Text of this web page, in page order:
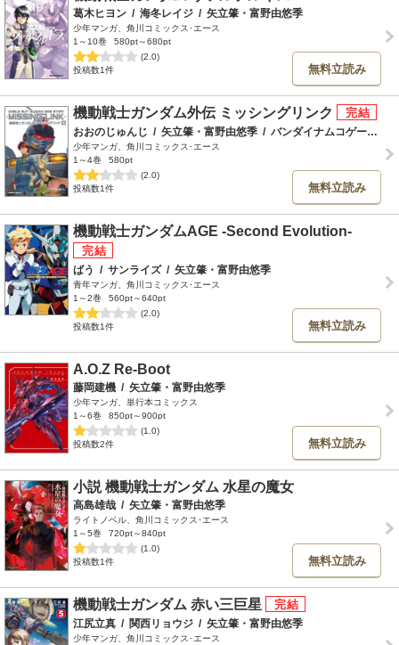
葛木ヒヨン / 海冬レイジ / 矢立肇・富野由悠季
少年マンガ、角川コミックス･エース
1～10巻
580pt～680pt
(2.0)
投稿数1件
無料立読み
機動戦士ガンダム外伝 ミッシングリンク
おおのじゅんじ / 矢立肇・富野由悠季 / バンダイナムコゲームス
少年マンガ、角川コミックス･エース
1～4巻
580pt
(2.0)
投稿数1件
無料立読み
機動戦士ガンダムAGE -Second Evolution-
ばう / サンライズ / 矢立肇・富野由悠季
青年マンガ、角川コミックス･エース
1～2巻
560pt～640pt
(2.0)
投稿数1件
無料立読み
A.O.Z Re-Boot
藤岡建機 / 矢立肇・富野由悠季
少年マンガ、単行本コミックス
1～6巻
850pt～900pt
(1.0)
投稿数2件
無料立読み
小説 機動戦士ガンダム 水星の魔女
高島雄哉 / 矢立肇・富野由悠季
ライトノベル、角川コミックス･エース
1～5巻
720pt～840pt
(1.0)
投稿数1件
無料立読み
機動戦士ガンダム 赤い三巨星
江尻立真 / 関西リョウジ / 矢立肇・富野由悠季
少年マンガ、角川コミックス･エース